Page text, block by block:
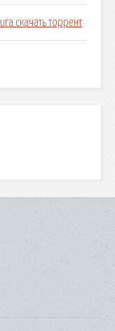
скачать торрент